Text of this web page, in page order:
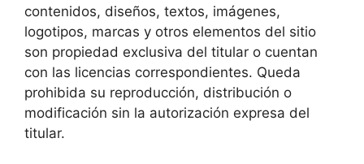
contenidos, diseños, textos, imágenes,
logotipos, marcas y otros elementos del sitio
son propiedad exclusiva del titular o cuentan
con las licencias correspondientes. Queda
prohibida su reproducción, distribución o
modificación sin la autorización expresa del
titular.